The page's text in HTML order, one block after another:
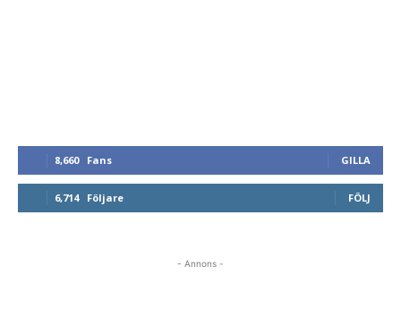
8,660 Fans GILLA
6,714 Följare FÖLJ
- Annons -